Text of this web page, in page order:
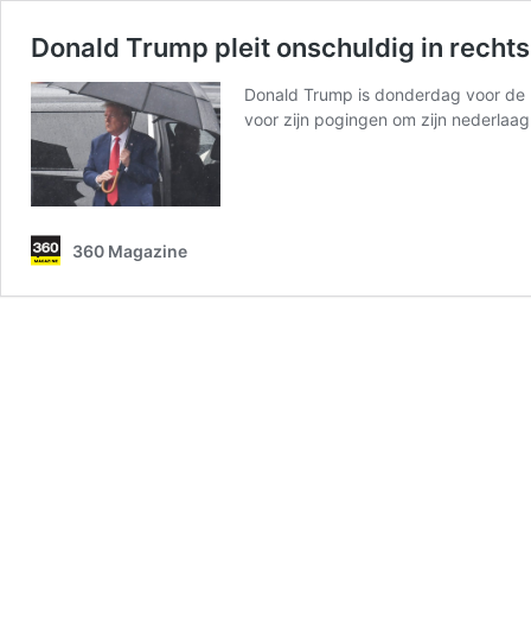
Donald Trump pleit onschuldig in
Donald Trump is donderdag voor
voor zijn pogingen om zijn
360 Magazine